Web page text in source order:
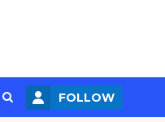
FOLLOW